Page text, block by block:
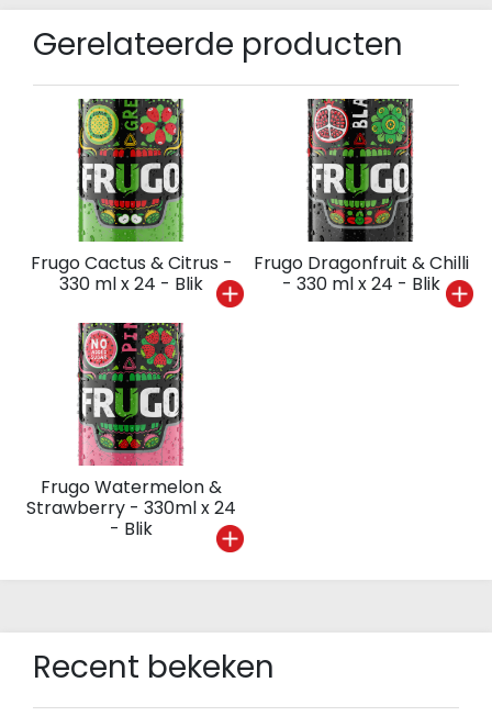
Gerelateerde producten
Frugo Cactus & Citrus -
330 ml x 24 - Blik
Frugo Dragonfruit & Chilli
- 330 ml x 24 - Blik
Frugo Watermelon &
Strawberry - 330ml x 24
- Blik
Recent bekeken